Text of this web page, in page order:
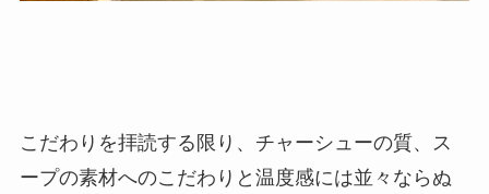
こだわりを拝読する限り、チャーシューの質、ス
ープの素材へのこだわりと温度感には並々ならぬ